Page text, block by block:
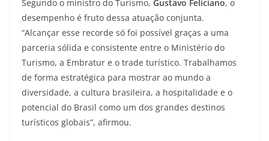
Segundo o ministro do Turismo, Gustavo Feliciano, o
desempenho é fruto dessa atuação conjunta.
“Alcançar esse recorde só foi possível graças a uma
parceria sólida e consistente entre o Ministério do
Turismo, a Embratur e o trade turístico. Trabalhamos
de forma estratégica para mostrar ao mundo a
diversidade, a cultura brasileira, a hospitalidade e o
potencial do Brasil como um dos grandes destinos
turísticos globais”, afirmou.